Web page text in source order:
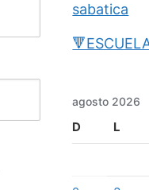
sabatica
agosto 2026
D L